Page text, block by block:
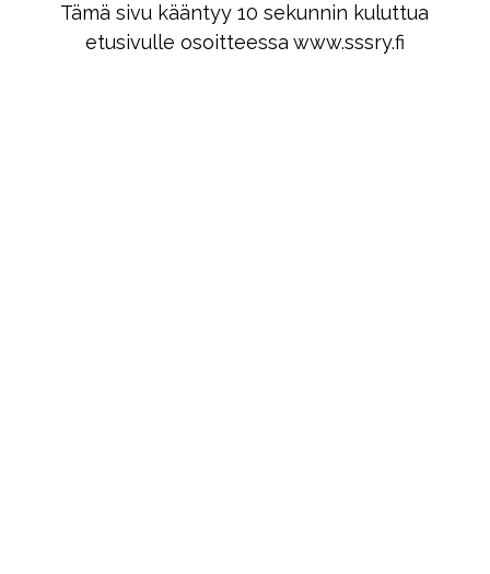
Tämä sivu kääntyy 10 sekunnin kuluttua
etusivulle osoitteessa www.sssry.fi